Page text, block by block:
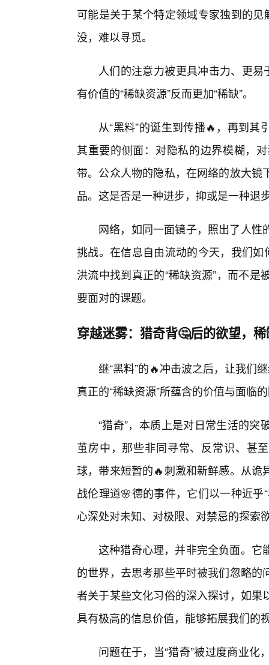
可能是关于某个特定领域专家独到的
没，难以寻觅。
人们的注意力被更具冲击力、更
有价值的“稀缺资源”反而更加“稀缺”。
从“黑料”的诞生到传播🔥，再到
其重要的侧面：对隐私的边界模糊，
带。公众人物的隐私，在网络的放大
品。这是否是一种进步，抑或是一种退
网络，如同一面镜子，照出了人
挑战。在信息自由流动的今天，我们
洪流中找到真正的“稀缺资源”，而不
要面对的课题。
穿越迷雾：猎奇背🤔后的欲望，
继“黑料”的🔥冲击波之后，让我们
真正的“稀缺资源”所蕴含的价值与面临
“猎奇”，本质上是对日常生活的
茧房中，那些非同寻常、反常识、甚
球，带来短暂的🔥刺激和新鲜感。从
战伦理道🌸德的事件，它们以一种近
心深处对未知、对极限、对禁忌的探索
这种猎奇心理，并非完全负面。它
的世界，去思考那些平时被我们忽略
者关于某些文化习俗的深入探讨，如
具有极高的信息价值，能够拓展我们的
问题在于，当“猎奇”被过度商业化